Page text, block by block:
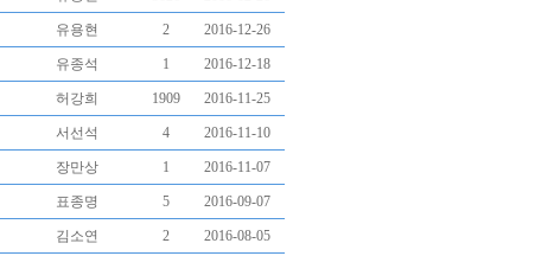
유용현 2 2016-12-26
유종석 1 2016-12-18
허강희 1909 2016-11-25
서선석 4 2016-11-10
장만상 1 2016-11-07
표종명 5 2016-09-07
김소연 2 2016-08-05